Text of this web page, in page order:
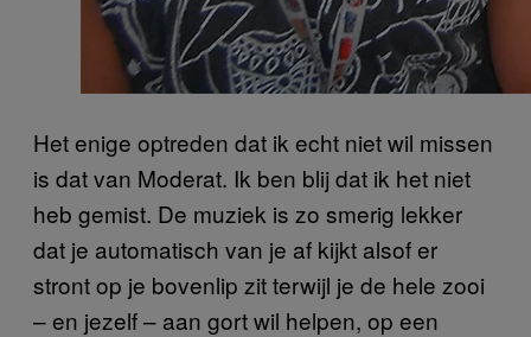
Het enige optreden dat ik echt niet wil missen
is dat van Moderat. Ik ben blij dat ik het niet
heb gemist. De muziek is zo smerig lekker
dat je automatisch van je af kijkt alsof er
stront op je bovenlip zit terwijl je de hele zooi
– en jezelf – aan gort wil helpen, op een